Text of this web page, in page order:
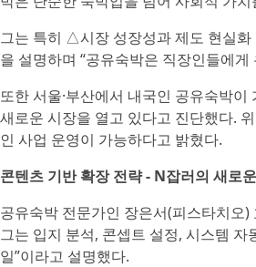
그는 특히 △시장 성장성과 제도 현실
을 설명하며 “공유숙박은 직장인들에
또한 서울·부산에서 내국인 공유숙박
새로운 시장을 열고 있다고 진단했다.
인 사업 운영이 가능하다고 밝혔다.
콘텐츠 기반 확장 전략 - N잡러의 새로
공유숙박 전문가인 장은서(피스타치오)
그는 입지 분석, 콘셉트 설정, 시스템
일”이라고 설명했다.